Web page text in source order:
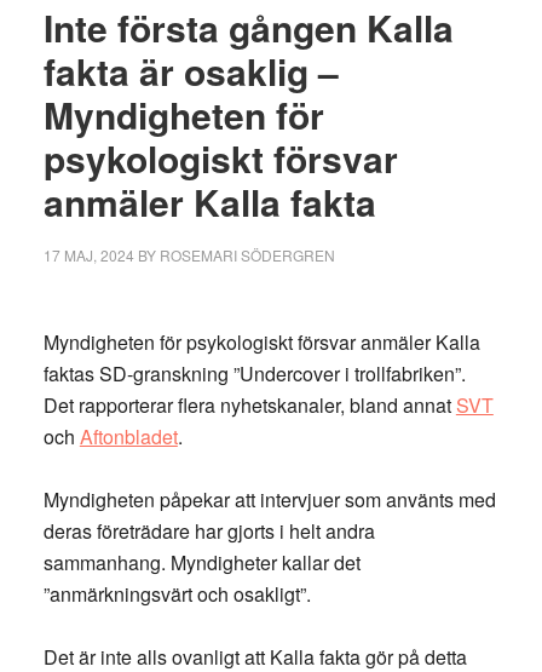
Inte första gången Kalla
fakta är osaklig –
Myndigheten för
psykologiskt försvar
anmäler Kalla fakta
17 MAJ, 2024 BY ROSEMARI SÖDERGREN
Myndigheten för psykologiskt försvar anmäler Kalla
faktas SD-granskning ”Undercover i trollfabriken”.
Det rapporterar flera nyhetskanaler, bland annat SVT
och Aftonbladet.
Myndigheten påpekar att intervjuer som använts med
deras företrädare har gjorts i helt andra
sammanhang. Myndigheter kallar det
”anmärkningsvärt och osakligt”.
Det är inte alls ovanligt att Kalla fakta gör på detta